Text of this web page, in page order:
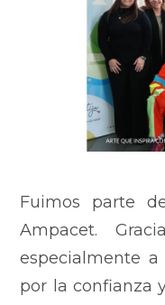
Fuimos parte
Ampacet.
especialmente
por la confianza